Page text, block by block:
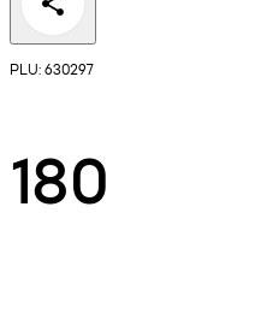
PLU: 630297
180